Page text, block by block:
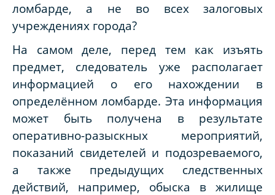
ломбарде, а не во всех залоговых
учреждениях города?
На самом деле, перед тем как изъять
предмет, следователь уже располагает
информацией о его нахождении в
определённом ломбарде. Эта информация
может быть получена в результате
оперативно-разыскных мероприятий,
показаний свидетелей и подозреваемого,
а также предыдущих следственных
действий, например, обыска в жилище